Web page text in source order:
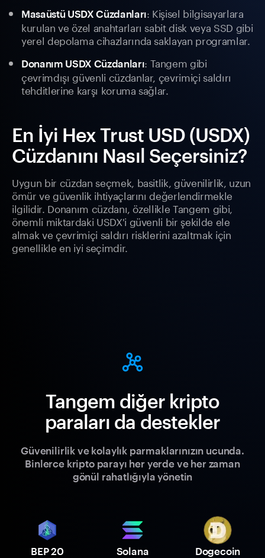
Masaüstü USDX Cüzdanları: Kişisel bilgisayarlara
kurulan ve özel anahtarları sabit disk veya SSD gibi
yerel depolama cihazlarında saklayan programlar.
Donanım USDX Cüzdanları: Tangem gibi
çevrimdışı güvenli cüzdanlar, çevrimiçi saldırı
tehditlerine karşı koruma sağlar.
En İyi Hex Trust USD (USDX)
Cüzdanını Nasıl Seçersiniz?
Uygun bir cüzdan seçmek, basitlik, güvenilirlik, uzun
ömür ve güvenlik ihtiyaçlarını değerlendirmekle
ilgilidir. Donanım cüzdanı, özellikle Tangem gibi,
önemli miktardaki USDX'i güvenli bir şekilde ele
almak ve çevrimiçi saldırı risklerini azaltmak için
genellikle en iyi seçimdir.
Tangem diğer kripto
paraları da destekler
Güvenilirlik ve kolaylık parmaklarınızın ucunda.
Binlerce kripto parayı her yerde ve her zaman
gönül rahatlığıyla yönetin
BEP 20 Solana Dogecoin